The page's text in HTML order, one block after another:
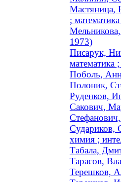
Мастяница,
;
1973)
Писарук,
математика
Поболь,
Полоник,
Руденков,
Сакович,
Судариков,
химия ;
Табала,
Тарасов,
Терешков,